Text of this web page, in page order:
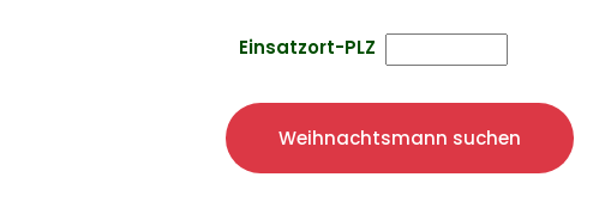
Einsatzort-PLZ
Weihnachtsmann suchen